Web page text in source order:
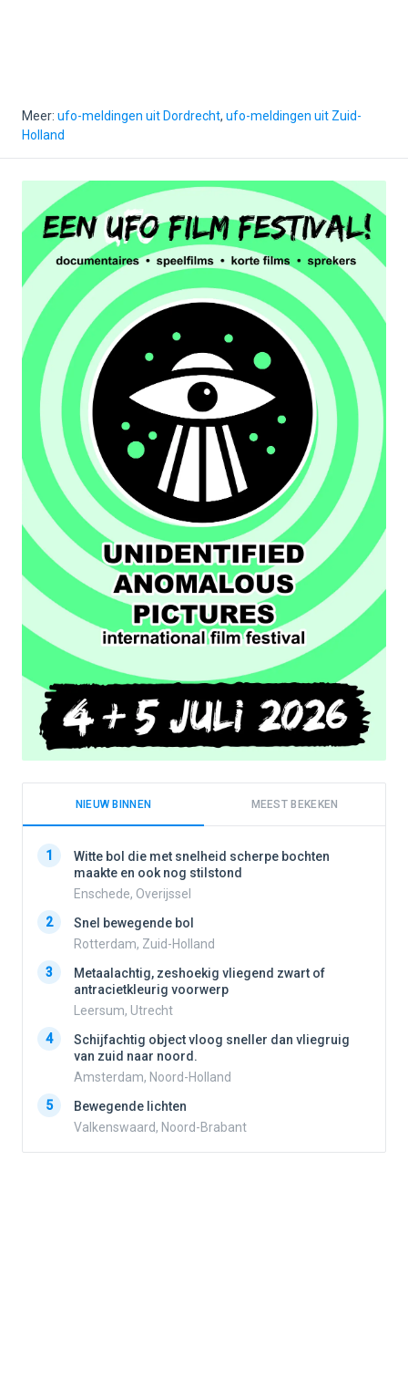
Meer: ufo-meldingen uit Dordrecht, ufo-meldingen uit Zuid-
Holland
NIEUW BINNEN MEEST BEKEKEN
1
Witte bol die met snelheid scherpe bochten
maakte en ook nog stilstond
Enschede, Overijssel
2
Snel bewegende bol
Rotterdam, Zuid-Holland
3
Metaalachtig, zeshoekig vliegend zwart of
antracietkleurig voorwerp
Leersum, Utrecht
4
Schijfachtig object vloog sneller dan vliegruig
van zuid naar noord.
Amsterdam, Noord-Holland
5
Bewegende lichten
Valkenswaard, Noord-Brabant